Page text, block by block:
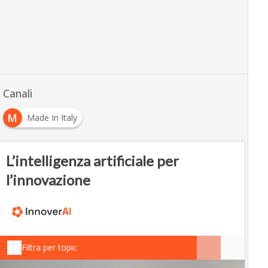
Canali
M
Made In Italy
L’intelligenza artificiale per
l’innovazione
Filtra per topic